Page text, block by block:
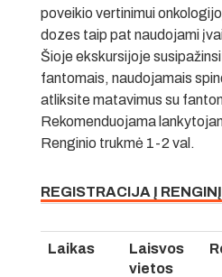
poveikio vertinimui
dozes taip pat naudojami
Šioje ekskursijoje
fantomais, naudojamais
atliksite matavimus su
Rekomenduojama
Renginio trukmė 1-2 val.
REGISTRACIJA Į RENGINĮ
Laikas
Laisvos
vietos